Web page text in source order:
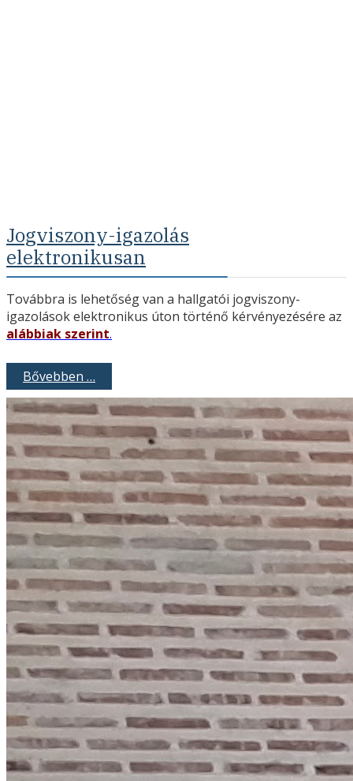
Jogviszony-igazolás
elektronikusan
Továbbra is lehetőség van a hallgatói jogviszony-
igazolások elektronikus úton történő kérvényezésére az
alábbiak szerint.
Bővebben …